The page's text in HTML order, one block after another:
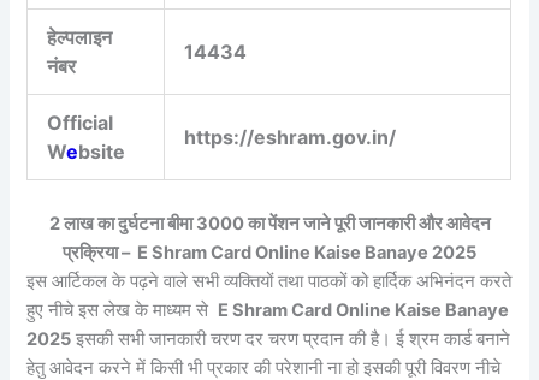
हेल्पलाइन
नंबर
14434
Official
Website
https://eshram.gov.in/
2 लाख का दुर्घटना बीमा 3000 का पेंशन जाने पूरी जानकारी और आवेदन
प्रक्रिया – E Shram Card Online Kaise Banaye 2025
इस आर्टिकल के पढ़ने वाले सभी व्यक्तियों तथा पाठकों को हार्दिक अभिनंदन करते
हुए नीचे इस लेख के माध्यम से E Shram Card Online Kaise Banaye
2025 इसकी सभी जानकारी चरण दर चरण प्रदान की है। ई श्रम कार्ड बनाने
हेतु आवेदन करने में किसी भी प्रकार की परेशानी ना हो इसकी पूरी विवरण नीचे